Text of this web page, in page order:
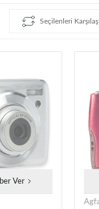
Seçilenleri
Ver